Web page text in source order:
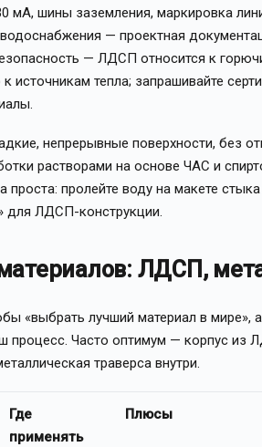
мА, шины заземления, маркировка
— проектная
— ЛДСП относится к
источникам тепла; запрашивайте
непрерывные поверхности, без
растворами на основе ЧАС и
проста: пролейте воду на макете
для ЛДСП-конструкции.
ЛДСП,
«выбрать лучший материал в мире»,
процесс. Часто оптимум — корпус из
траверса внутри.
Где
применять
Плюсы